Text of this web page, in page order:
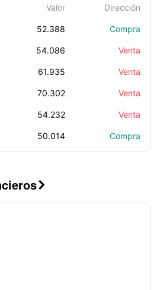
Valor Dirección
52.388 Compra
54.086 Venta
61.935 Venta
70.302 Venta
54.232 Venta
50.014 Compra
